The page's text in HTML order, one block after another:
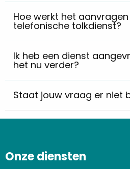
Hoe werkt het
telefonische tolkdienst?
Ik heb een dienst
het nu verder?
Staat jouw vraag er niet
Onze diensten